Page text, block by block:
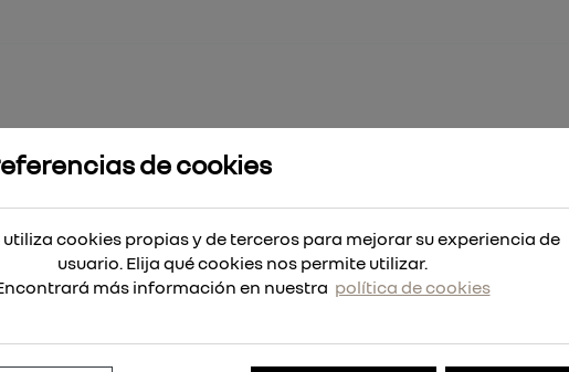
25mm de cookies
utiliza cookies propias y de terceros para mejorar su experiencia de
usuario. Elija qué cookies nos permite utilizar.
más información en nuestra política de cookies